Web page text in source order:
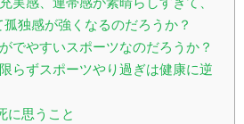
独感が強くなるのだろうか？
でやすいスポーツなのだろうか？
らずスポーツやり過ぎは健康に逆
に思うこと